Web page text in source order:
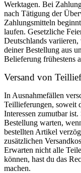
Werktagen. Bei
nach Tätigung der
Zahlungsmitteln
laufen. Gesetzliche
Deutschlands
deiner Bestellung aus
Belieferung frühestens
Versand von
In Ausnahmefällen
Teillieferungen, soweit
Interessen zumutbar
Bestellung warten,
bestellten Artikel
zusätzlichen
Erwarten nicht alle
können, hast du das
machen.